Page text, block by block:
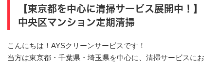
【東京都を中心に清掃サービス展開中！】
中央区マンション定期清掃
こんにちは！AYSクリーンサービスです！
当方は東京都・千葉県・埼玉県を中心に、清掃サービスにお